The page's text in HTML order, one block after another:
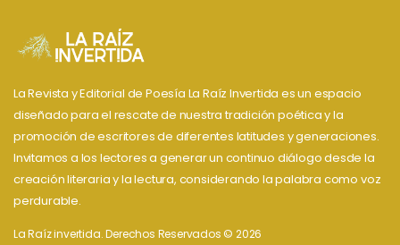
La Revista y Editorial de Poesía La Raíz Invertida es un espacio
diseñado para el rescate de nuestra tradición poética y la
promoción de escritores de diferentes latitudes y generaciones.
Invitamos a los lectores a generar un continuo diálogo desde la
creación literaria y la lectura, considerando la palabra como voz
perdurable.
La Raíz invertida. Derechos Reservados © 2026